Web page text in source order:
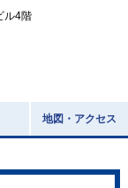
ル4階
地図・アクセス